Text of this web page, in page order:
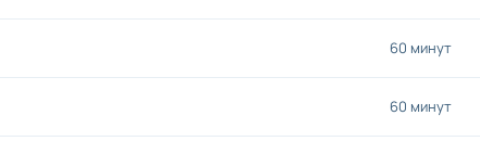
60 минут
60 минут